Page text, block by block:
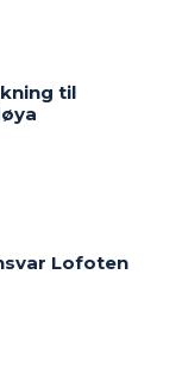
til
Lofoten